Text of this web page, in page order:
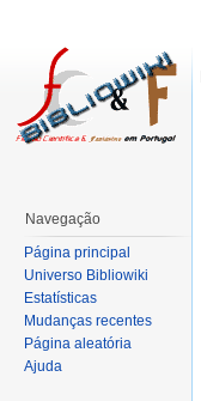
Navegação
Página principal
Universo Bibliowiki
Estatísticas
Mudanças recentes
Página aleatória
Ajuda